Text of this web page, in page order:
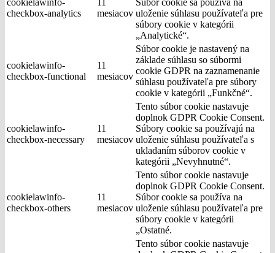
checkbox-analytics
mesiacov uloženie súhlasu používateľa pre
súbory cookie v kategórii
„Analytické“.
cookielawinfo-
checkbox-functional
11
mesiacov
Súbor cookie je nastavený na
základe súhlasu so súbormi
cookie GDPR na zaznamenanie
súhlasu používateľa pre súbory
cookie v kategórii „Funkčné“.
cookielawinfo-
checkbox-necessary
11
mesiacov
Tento súbor cookie nastavuje
doplnok GDPR Cookie Consent.
Súbory cookie sa používajú na
uloženie súhlasu používateľa s
ukladaním súborov cookie v
kategórii „Nevyhnutné“.
cookielawinfo-
checkbox-others
11
mesiacov
Tento súbor cookie nastavuje
doplnok GDPR Cookie Consent.
Súbor cookie sa používa na
uloženie súhlasu používateľa pre
súbory cookie v kategórii
„Ostatné.
Tento súbor cookie nastavuje